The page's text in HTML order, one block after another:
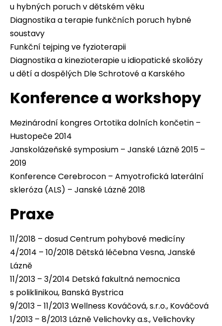
u hybných poruch v dětském věku
Diagnostika a terapie funkčních poruch hybné
soustavy
Funkční tejping ve fyzioterapii
Diagnostika a kinezioterapie u idiopatické skoliózy
u dětí a dospělých Dle Schrotové a Karského
Konference a workshopy
Mezinárodní kongres Ortotika dolních končetin –
Hustopeče 2014
Janskolázeňské symposium – Janské Lázně 2015 –
2019
Konference Cerebrocon – Amyotrofická laterální
skleróza (ALS) – Janské Lázně 2018
Praxe
11/2018 – dosud Centrum pohybové medicíny
4/2014 – 10/2018 Dětská léčebna Vesna, Janské
Lázně
11/2013 – 3/2014 Detská fakultná nemocnica
s poliklinikou, Banská Bystrica
9/2013 – 11/2013 Wellness Kováčová, s.r.o., Kováčová
1/2013 – 8/2013 Lázně Velichovky a.s., Velichovky